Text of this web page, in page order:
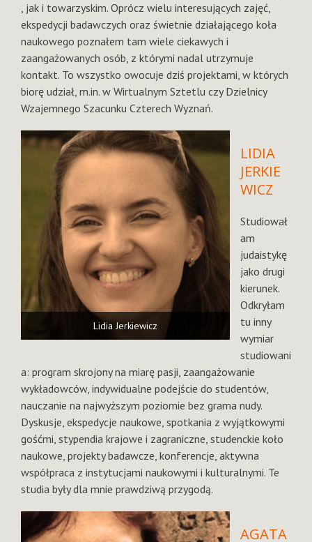
, jak i towarzyskim. Oprócz wielu interesujących zajęć,
ekspedycji badawczych oraz świetnie działającego koła
naukowego poznałem tam wiele ciekawych i
zaangażowanych osób, z którymi nadal utrzymuje
kontakt. To wszystko owocuje dziś projektami, w których
biorę udział, m.in. w Wirtualnym Sztetlu czy Dzielnicy
Wzajemnego Szacunku Czterech Wyznań.
Lidia Jerkiewicz
LIDIA
JERKIE
WICZ
Studiował
am
judaistykę
jako drugi
kierunek.
Odkryłam
tu inny
wymiar
studiowani
a: program skrojony na miarę pasji, zaangażowanie
wykładowców, indywidualne podejście do studentów,
nauczanie na najwyższym poziomie bez grama nudy.
Dyskusje, ekspedycje naukowe, spotkania z wyjątkowymi
gośćmi, stypendia krajowe i zagraniczne, studenckie koło
naukowe, projekty badawcze, konferencje, aktywna
współpraca z instytucjami naukowymi i kulturalnymi. Te
studia były dla mnie prawdziwą przygodą.
AGATA